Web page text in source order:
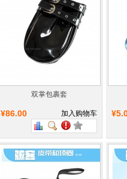
双掌包裹套
¥86.00 加入购物车